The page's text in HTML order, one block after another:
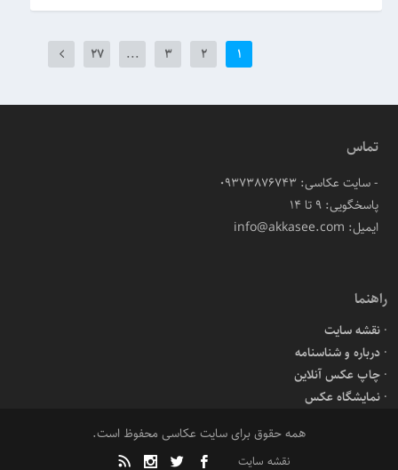
1
2
3
...
27
تماس
- سایت عکاسی: 09373876743
پاسخگویی: ۹ تا ۱۴
ایمیل: info@akkasee.com
راهنما
نقشه سایت
درباره و شناسنامه
چاپ عکس آنلاین
نمایشگاه عکس
همه حقوق برای سایت عکاسی محفوظ است.
نقشه سایت